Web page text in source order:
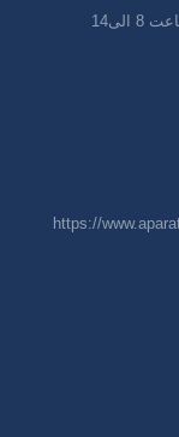
https://